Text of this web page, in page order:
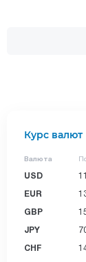
Курс валют
Валюта
USD
EUR
GBP
JPY
CHF